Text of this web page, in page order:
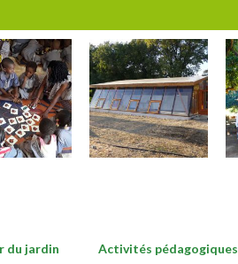
du jardin Activités pédagogiques